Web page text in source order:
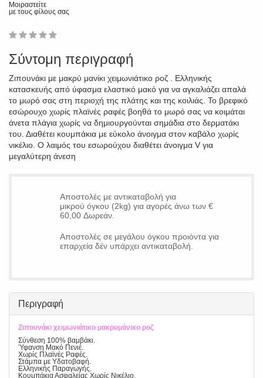
Μοιραστείτε
με τους φίλους σας
1
2
3
4
5
Σύντομη περιγραφή
Ζιπουνάκι με μακρύ μανίκι χειμωνιάτικο ροζ . Ελληνικής
κατασκευής από ύφασμα ελαστικό μακό για να αγκαλιάζει απαλά
το μωρό σας στη περιοχή της πλάτης και της κοιλιάς. Το βρεφικό
εσώρουχο χωρίς πλαϊνές ραφές βοηθά το μωρό σας να κοιμάται
άνετα πλάγια χωρίς να δημιουργούνται σημάδια στο δερματάκι
του. Διαθέτει κουμπάκια με εύκολο άνοιγμα στον καβάλο χωρίς
νικέλιο. Ο λαιμός του εσωρούχου διαθέτει άνοιγμα V για
μεγαλύτερη άνεση
Αποστολές με αντικαταβολή για
μικρού όγκου (2kg) για αγορές άνω των €
60,00 Δωρεάν.
Αποστολές σε μεγάλου όγκου προιόντα για
επαρχεία δέν υπάρχει αντικαταβολή.
Περιγραφή
Ζιπουνάκι χειμωνιάτικο μακρυμάνικο ροζ
Σύνθεση 100% βαμβάκι.
Ύφανση Μακό Πενιέ.
Χωρίς Πλαϊνές Ραφές.
Στάμπα με Υδατοβαφή.
Ελληνικής Παραγωγής.
Κουμπάκια Ασφαλείας Χωρίς Νικέλιο.